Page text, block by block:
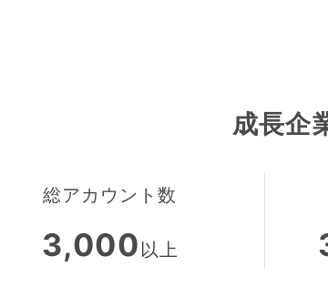
成長企
総アカウント数
3,000 以上